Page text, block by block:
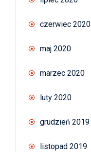
czerwiec 2020
maj 2020
marzec 2020
luty 2020
grudzień 2019
listopad 2019